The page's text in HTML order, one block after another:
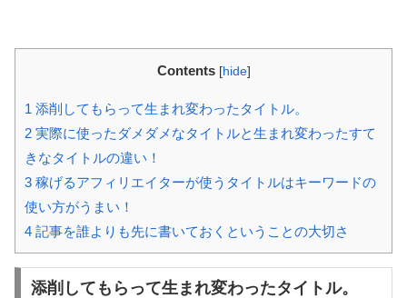
Contents [hide]
1 添削してもらって生まれ変わったタイトル。
2 実際に使ったダメダメなタイトルと生まれ変わったすて
きなタイトルの違い！
3 稼げるアフィリエイターが使うタイトルはキーワードの
使い方がうまい！
4 記事を誰よりも先に書いておくということの大切さ
添削してもらって生まれ変わったタイトル。